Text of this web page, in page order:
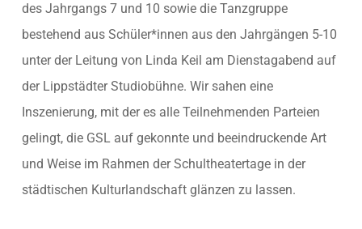
des Jahrgangs 7 und 10 sowie die Tanzgruppe
bestehend aus Schüler*innen aus den Jahrgängen 5-10
unter der Leitung von Linda Keil am Dienstagabend auf
der Lippstädter Studiobühne. Wir sahen eine
Inszenierung, mit der es alle Teilnehmenden Parteien
gelingt, die GSL auf gekonnte und beeindruckende Art
und Weise im Rahmen der Schultheatertage in der
städtischen Kulturlandschaft glänzen zu lassen.